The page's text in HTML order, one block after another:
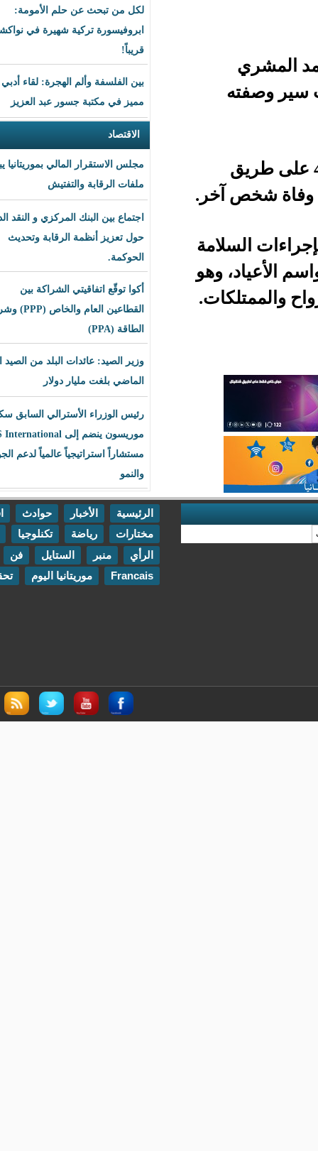
لكل من تبحث عن حلم الأمومة:
ابروفيسورة تركية شهيرة في نواكشوط
بين الفلسفة وألم الهجرة: لقاء أدبي
مميز في مكتبة جسور عبد العزيز
مجلس الاستقرار المالي بموريتانيا يبحث
ملفات الرقابة والتفتيش
اجتماع بين البنك المركزي و النقد الدولي
حول تعزيز أنظمة الرقابة وتحديث
أكوا توقّع اتفاقيتي الشراكة بين
القطاعين العام والخاص (PPP) وشراء
وزير الصيد: عائدات البلد من الصيد العام
الماضي بلغت مليار دولار
رئيس الوزراء الأسترالي السابق سكوت
موريسون ينضم إلى BLS International
مستشاراً استراتيجياً عالمياً لدعم الجودة
وهو
حوادث
اقتصاد
تكنلوجيا
مقابلات
الستايل فن
اتصل بنا
موريتانيا اليوم تحقيقات